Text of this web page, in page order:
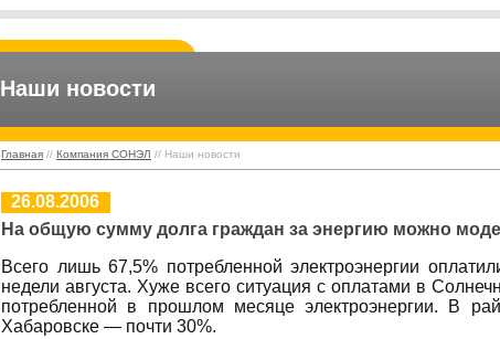
Наши новости
Главная // Компания СОНЭЛ // Наши новости
26.08.2006
На общую сумму долга граждан за энергию можно
Всего лишь 67,5% потребленной электроэнергии
недели августа. Хуже всего ситуация с оплатами в
потребленной в прошлом месяце электроэнергии. В
Хабаровске — почти 30%.